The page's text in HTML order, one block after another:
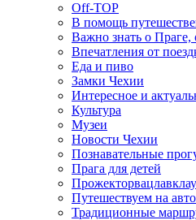
Off-TOP
В помощь
Важно знать о Праге,
Впечатления от
Еда и пиво
Замки Чехии
Интересное и
Культура
Музеи
Новости Чехии
Познавательные
Прага для детей
Путешествуем на
Традиционные